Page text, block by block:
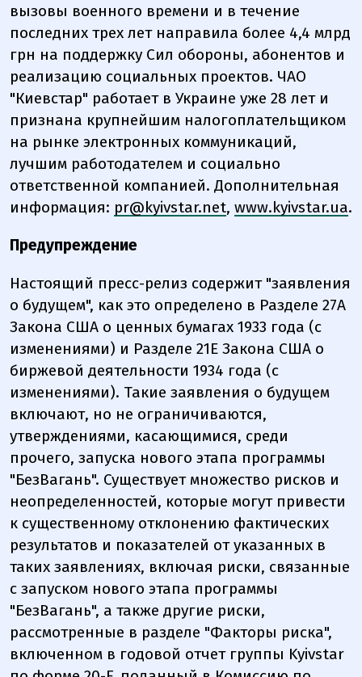
вызовы военного времени и в течение
последних трех лет направила более 4,4 млрд
грн на поддержку Сил обороны, абонентов и
реализацию социальных проектов. ЧАО
"Киевстар" работает в Украине уже 28 лет и
признана крупнейшим налогоплательщиком
на рынке электронных коммуникаций,
лучшим работодателем и социально
ответственной компанией. Дополнительная
информация: pr@kyivstar.net, www.kyivstar.ua.
Предупреждение
Настоящий пресс-релиз содержит "заявления
о будущем", как это определено в Разделе 27А
Закона США о ценных бумагах 1933 года (с
изменениями) и Разделе 21Е Закона США о
биржевой деятельности 1934 года (с
изменениями). Такие заявления о будущем
включают, но не ограничиваются,
утверждениями, касающимися, среди
прочего, запуска нового этапа программы
"БезВагань". Существует множество рисков и
неопределенностей, которые могут привести
к существенному отклонению фактических
результатов и показателей от указанных в
таких заявлениях, включая риски, связанные
с запуском нового этапа программы
"БезВагань", а также другие риски,
рассмотренные в разделе "Факторы риска",
включенном в годовой отчет группы Kyivstar